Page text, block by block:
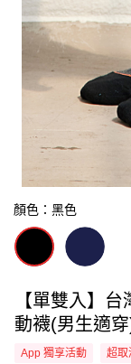
顏色：黑色
【單雙入】
動襪(男生適
App 獨享活動 超取